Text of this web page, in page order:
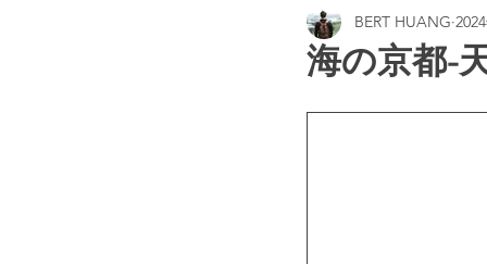
海の京都-
BERT HUANG